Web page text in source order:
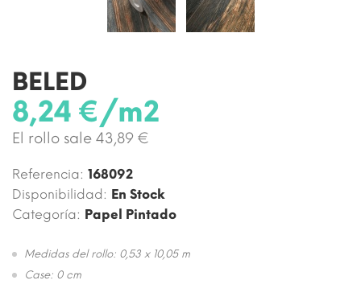
BELED
8,24 €/m2
El rollo sale 43,89 €
Referencia: 168092
Disponibilidad: En Stock
Categoría: Papel Pintado
Medidas del rollo: 0,53 x 10,05 m
Case: 0 cm